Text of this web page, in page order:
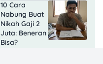
10 Cara
Nabung Buat
Nikah Gaji 2
Juta: Beneran
Bisa?